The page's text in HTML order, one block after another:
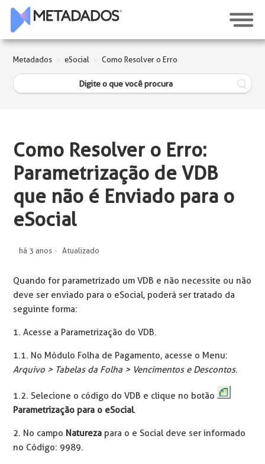
Metadados eSocial Como Resolver o Erro
Como Resolver o Erro:
Parametrização de VDB
que não é Enviado para o
eSocial
há 3 anos Atualizado
Quando for parametrizado um VDB e não necessite ou não
deve ser enviado para o eSocial, poderá ser tratado da
seguinte forma:
1. Acesse a Parametrização do VDB.
1.1. No Módulo Folha de Pagamento, acesse o Menu:
Arquivo > Tabelas da Folha > Vencimentos e Descontos.
1.2. Selecione o código do VDB e clique no botão
Parametrização para o eSocial.
2. No campo Natureza para o e Social deve ser informado
no Código: 9989.